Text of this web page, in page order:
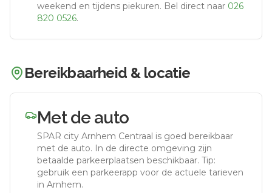
weekend en tijdens piekuren. Bel direct naar 026
820 0526.
Bereikbaarheid & locatie
Met de auto
SPAR city Arnhem Centraal is goed bereikbaar
met de auto. In de directe omgeving zijn
betaalde parkeerplaatsen beschikbaar. Tip:
gebruik een parkeerapp voor de actuele tarieven
in Arnhem.